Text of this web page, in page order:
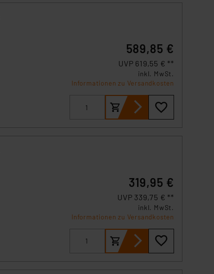
589,85 €
UVP 619,55 € **
inkl. MwSt.
Informationen zu Versandkosten
319,95 €
UVP 339,75 € **
inkl. MwSt.
Informationen zu Versandkosten